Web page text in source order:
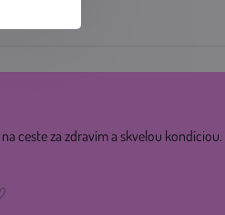
ceste za zdravím a skvelou